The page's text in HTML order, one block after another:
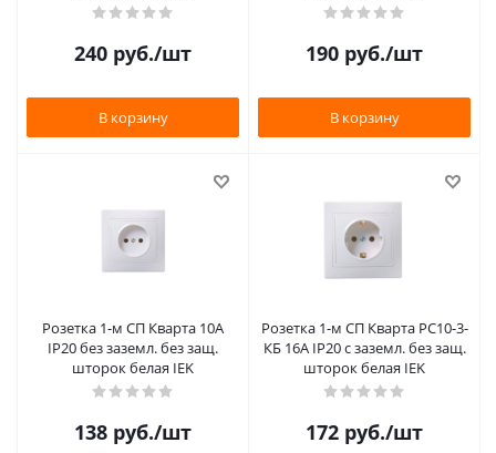
240 руб./шт
В корзину
190 руб./шт
В корзину
Розетка 1-м СП Кварта 10А
IP20 без заземл. без защ.
шторок белая IEK
138 руб./шт
Розетка 1-м СП Кварта РС10-3-
КБ 16А IP20 с заземл. без защ.
шторок белая IEK
172 руб./шт